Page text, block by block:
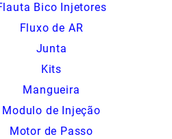
Bico Injetores
Fluxo de AR
Junta
Kits
Mangueira
Modulo de Injeção
Motor de Passo